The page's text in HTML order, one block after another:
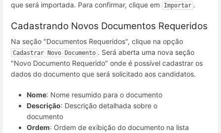
que será importada. Para confirmar, clique em
Importar .
Cadastrando Novos Documentos Requeridos
Na seção "Documentos Requeridos", clique na opção
Cadastrar Novo Documento . Será aberta uma nova seção
"Novo Documento Requerido" onde é possível cadastrar os
dados do documento que será solicitado aos candidatos.
Nome: Nome resumido para o documento
Descrição: Descrição detalhada sobre o
documento
Ordem: Ordem de exibição do documento na lista